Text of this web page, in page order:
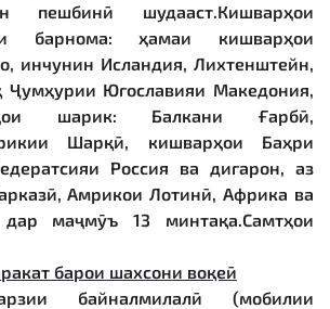
шудааст.Кишварҳои
барнома: ҳамаи кишварҳои
инчунин Исландия, Лихтенштейн,
Ҷумҳурии Югославияи Македония,
шарик: Балкани Ғарбӣ,
Шарқӣ, кишварҳои Баҳри
Россия ва дигарон, аз
Амрикои Лотинӣ, Африка ва
маҷмӯъ 13 минтақа.Самтҳои
барои шахсони воқеӣ
байналмилалӣ (мобилии